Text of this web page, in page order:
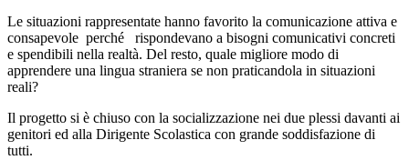
Le situazioni rappresentate hanno favorito la comunicazione attiva e
consapevole perché rispondevano a bisogni comunicativi concreti
e spendibili nella realtà. Del resto, quale migliore modo di
apprendere una lingua straniera se non praticandola in situazioni
reali?
Il progetto si è chiuso con la socializzazione nei due plessi davanti ai
genitori ed alla Dirigente Scolastica con grande soddisfazione di
tutti.